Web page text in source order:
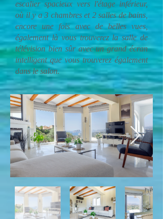
escalier spacieux vers l'étage inférieur,
où il y a 3 chambres et 2 salles de bains,
encore une fois avec de belles vues,
également là vous trouverez la salle de
télévision bien sûr avec un grand écran
intelligent que vous trouverez également
dans le salon.